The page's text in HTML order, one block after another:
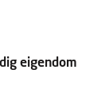
eigendom